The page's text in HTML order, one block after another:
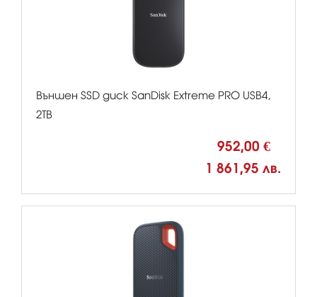
Външен SSD диск SanDisk Extreme PRO USB4,
2TB
952,00 €
1 861,95 лв.